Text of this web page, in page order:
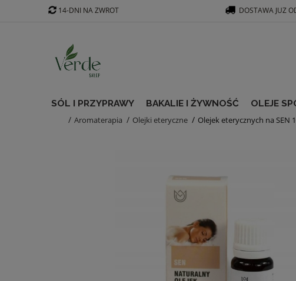
SÓL I PRZYPRAWY BAKALIE I ŻYWNOŚĆ OLEJE
Aromaterapia Olejki eteryczne Olejek eterycznych na
14-DNI NA ZWROT DOSTAWA JUZ